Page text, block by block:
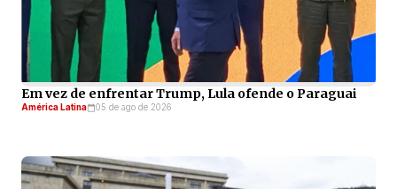
Em vez de enfrentar Trump, Lula ofende o Paraguai
América Latina 05 de ago de 2026